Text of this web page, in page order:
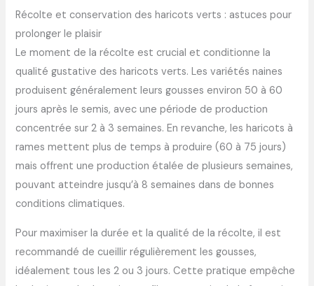
Récolte et conservation des haricots verts : astuces pour
prolonger le plaisir
Le moment de la récolte est crucial et conditionne la
qualité gustative des haricots verts. Les variétés naines
produisent généralement leurs gousses environ 50 à 60
jours après le semis, avec une période de production
concentrée sur 2 à 3 semaines. En revanche, les haricots à
rames mettent plus de temps à produire (60 à 75 jours)
mais offrent une production étalée de plusieurs semaines,
pouvant atteindre jusqu’à 8 semaines dans de bonnes
conditions climatiques.
Pour maximiser la durée et la qualité de la récolte, il est
recommandé de cueillir régulièrement les gousses,
idéalement tous les 2 ou 3 jours. Cette pratique empêche